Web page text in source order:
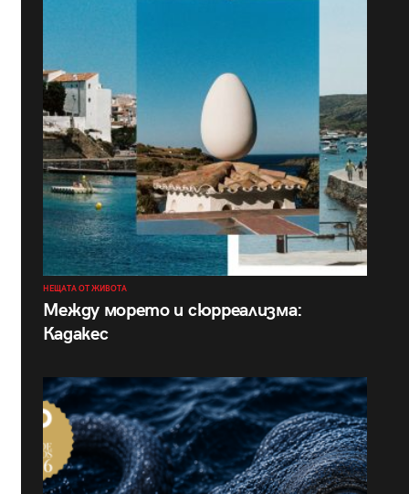
НЕЩАТА ОТ ЖИВОТА
Между морето и сюрреализма:
Кадакес